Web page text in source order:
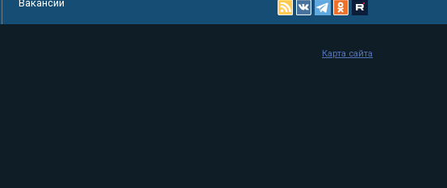
Вакансии
Карта сайта